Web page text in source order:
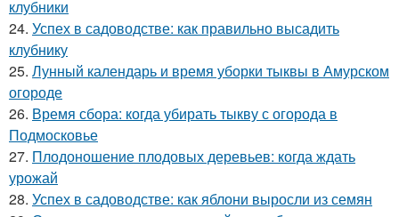
клубники
24. Успех в садоводстве: как правильно высадить
клубнику
25. Лунный календарь и время уборки тыквы в Амурском
огороде
26. Время сбора: когда убирать тыкву с огорода в
Подмосковье
27. Плодоношение плодовых деревьев: когда ждать
урожай
28. Успех в садоводстве: как яблони выросли из семян